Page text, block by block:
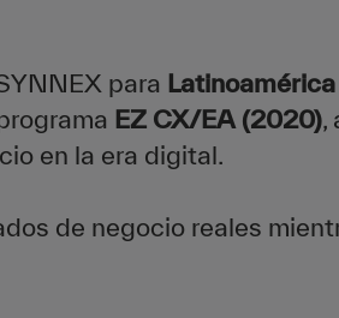
para
EZ CX/EA (2020),
en la era digital.
de negocio reales